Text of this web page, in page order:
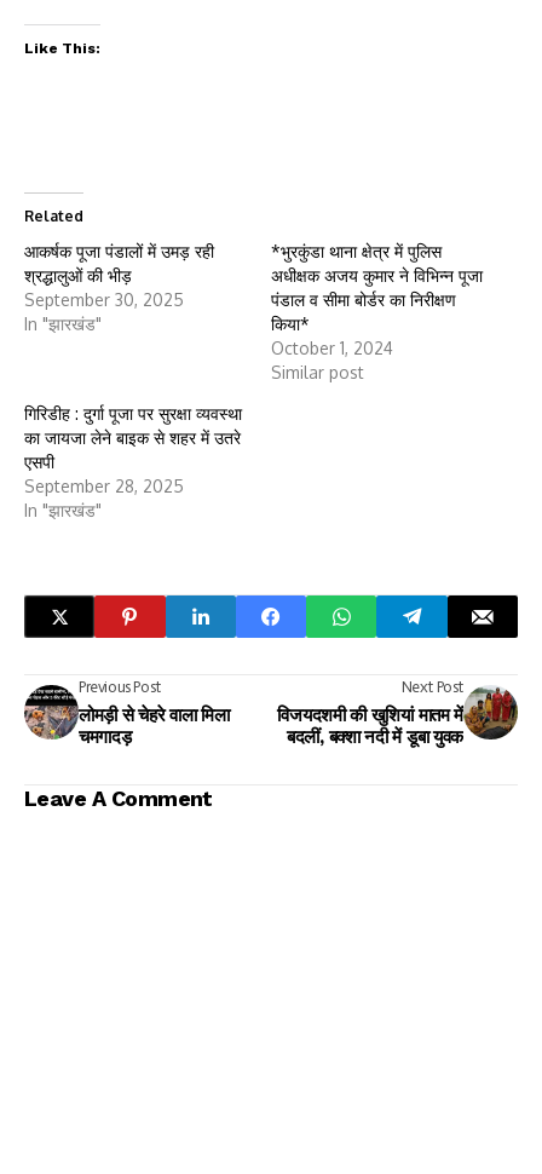
Like This:
Related
आकर्षक पूजा पंडालों में उमड़ रही
श्रद्धालुओं की भीड़
September 30, 2025
In "झारखंड"
*भुरकुंडा थाना क्षेत्र में पुलिस
अधीक्षक अजय कुमार ने विभिन्न पूजा
पंडाल व सीमा बोर्डर का निरीक्षण
किया*
October 1, 2024
Similar post
गिरिडीह : दुर्गा पूजा पर सुरक्षा व्यवस्था
का जायजा लेने बाइक से शहर में उतरे
एसपी
September 28, 2025
In "झारखंड"
Previous Post
लोमड़ी से चेहरे वाला मिला
चमगादड़
Next Post
विजयदशमी की खुशियां मातम में
बदलीं, बक्शा नदी में डूबा युवक
Leave A Comment